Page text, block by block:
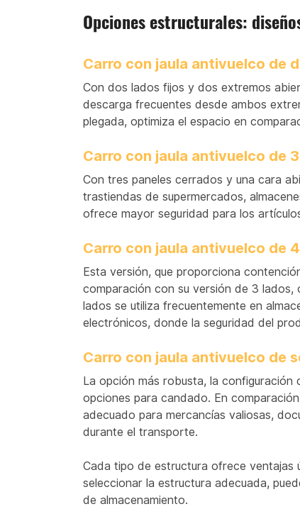
Opciones estructurales:
Carro con jaula antivuelco de
Con dos lados fijos y dos extremos
descarga frecuentes desde ambos
plegada, optimiza el espacio en
Carro con jaula antivuelco de
Con tres paneles cerrados y una cara
trastiendas de supermercados,
ofrece mayor seguridad para los
Carro con jaula antivuelco de
Esta versión, que proporciona
comparación con su versión de 3
lados se utiliza frecuentemente en
electrónicos, donde la seguridad del
Carro con jaula antivuelco de
La opción más robusta, la
opciones para candado. En
adecuado para mercancías valiosas,
durante el transporte.
Cada tipo de estructura ofrece ventajas
seleccionar la estructura adecuada,
de almacenamiento.